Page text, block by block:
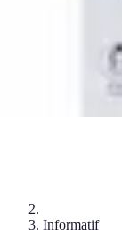
Informatif